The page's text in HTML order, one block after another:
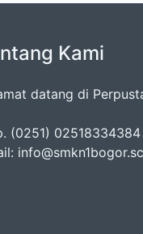
Kami
datang di
(0251) 02518334384